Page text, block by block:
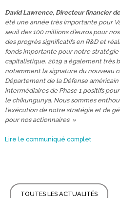
David Lawrence, Directeur financier
été une année très importante pour
seuil des 100 millions d’euros pour
des progrès significatifs en R&D et
fonds importante pour notre
capitalistique. 2019 a également très
notamment la signature du nouveau
Département de la Défense
intermédiaires de Phase 1 positifs
le chikungunya. Nous sommes
l’exécution de notre stratégie et de
pour nos actionnaires. »
Lire le communiqué complet
TOUTES LES ACTUALITÉS